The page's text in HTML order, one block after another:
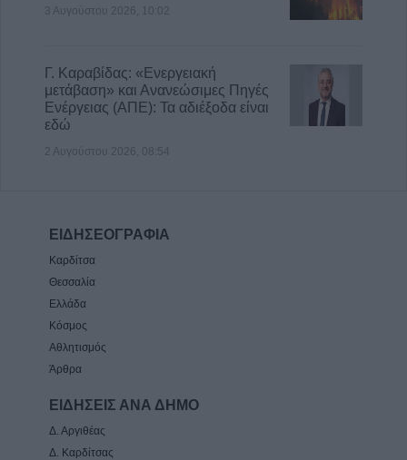
3 Αυγούστου 2026, 10:02
Γ. Καραβίδας: «Ενεργειακή
μετάβαση» και Ανανεώσιμες Πηγές
Ενέργειας (ΑΠΕ): Τα αδιέξοδα είναι
εδώ
2 Αυγούστου 2026, 08:54
ΕΙΔΗΣΕΟΓΡΑΦΙΑ
Καρδίτσα
Θεσσαλία
Ελλάδα
Κόσμος
Αθλητισμός
Άρθρα
ΕΙΔΗΣΕΙΣ ΑΝΑ ΔΗΜΟ
Δ. Αργιθέας
Δ. Καρδίτσας